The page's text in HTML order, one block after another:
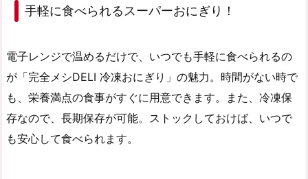
手軽に食べられるスーパーおにぎり！
電子レンジで温めるだけで、いつでも手軽に食べられるの
が「完全メシDELI 冷凍おにぎり」の魅力。時間がない時で
も、栄養満点の食事がすぐに用意できます。また、冷凍保
存なので、 長期保存が可能。ストックしておけば、いつで
も安心して食べられます。